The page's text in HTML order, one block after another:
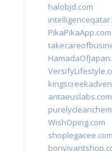
halobjd.com
PikaPikaApp.com
antaeuslabs.com
WishOping.com
shoplegacee.com